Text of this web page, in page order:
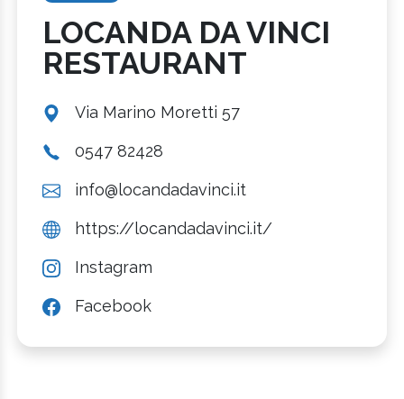
LOCANDA DA VINCI
RESTAURANT
Via Marino Moretti 57
0547 82428
info@locandadavinci.it
https://locandadavinci.it/
Instagram
Facebook